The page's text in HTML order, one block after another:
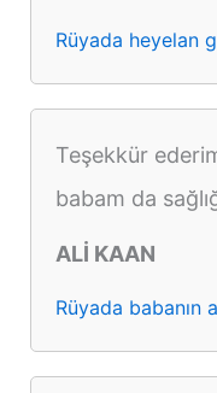
Rüyada heyelan
Teşekkür
babam da
ALİ KAAN
Rüyada babanın